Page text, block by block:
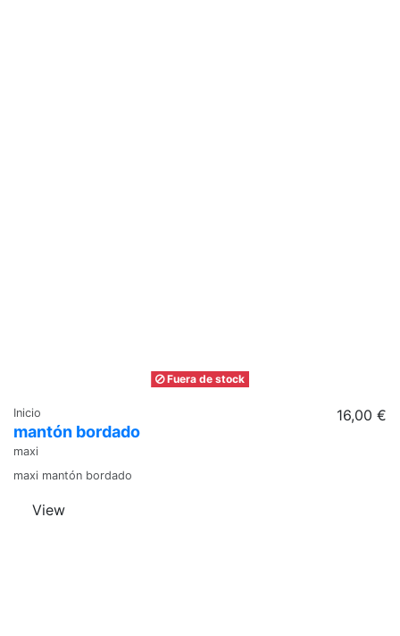
Fuera de stock
Inicio
mantón bordado
maxi
16,00 €
maxi mantón bordado
View